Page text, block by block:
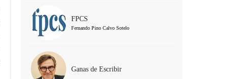
FPCS
Fernando Pino Calvo Sotelo
Ganas de Escribir